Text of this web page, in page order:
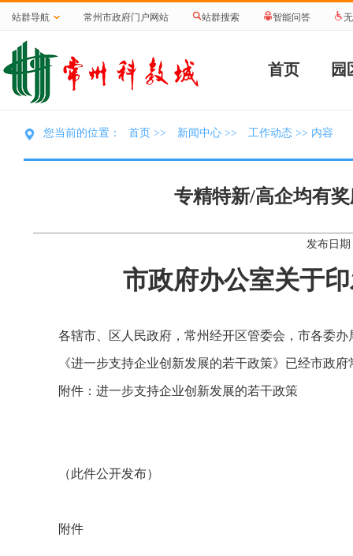
站群导航 常州市政府门户网站 站群搜索 智能问答
首页 园
您当前的位置： 首页 >> 新闻中心 >> 工作动态 >> 内容
专精特新/高企均有
发布日
市政府办公室关于
各辖市、区人民政府，常州经开区管委会，市各委办
《进一步支持企业创新发展的若干政策》已经市政
附件：进一步支持企业创新发展的若干政策
（此件公开发布）
附件